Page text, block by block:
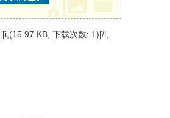
[i,(15.97 KB, 下载次数: 1)[/i,